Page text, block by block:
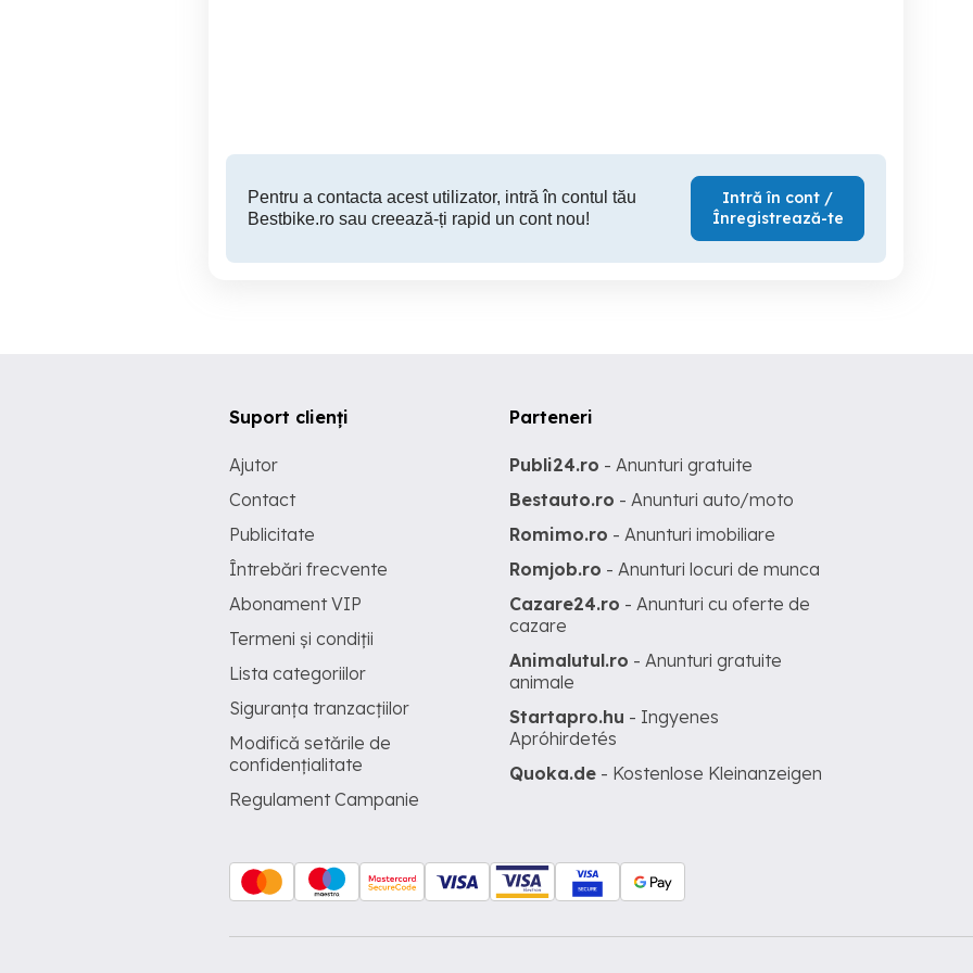
Pentru a contacta acest utilizator, intră în contul tău
Bestbike.ro sau creează-ți rapid un cont nou!
Intră în cont /
Înregistrează-te
Suport clienți
Ajutor
Contact
Publicitate
Întrebări frecvente
Abonament VIP
Termeni și condiții
Lista categoriilor
Siguranța tranzacțiilor
Modifică setările de
confidențialitate
Regulament Campanie
Parteneri
Publi24.ro - Anunturi gratuite
Bestauto.ro - Anunturi auto/moto
Romimo.ro - Anunturi imobiliare
Romjob.ro - Anunturi locuri de munca
Cazare24.ro - Anunturi cu oferte de
cazare
Animalutul.ro - Anunturi gratuite
animale
Startapro.hu - Ingyenes
Apróhirdetés
Quoka.de - Kostenlose Kleinanzeigen